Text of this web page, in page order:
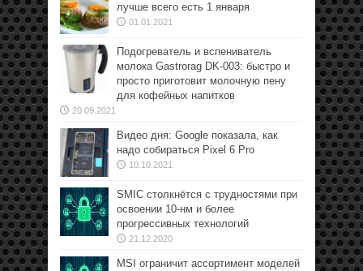
лучше всего есть 1 января
01.01.2021
Подогреватель и вспениватель
молока Gastrorag DK-003: быстро и
просто приготовит молочную пену
для кофейных напитков
20.09.2021
Видео дня: Google показала, как
надо собираться Pixel 6 Pro
10.10.2021
SMIC столкнётся с трудностями при
освоении 10-нм и более
прогрессивных технологий
21.12.2020
MSI ограничит ассортимент моделей